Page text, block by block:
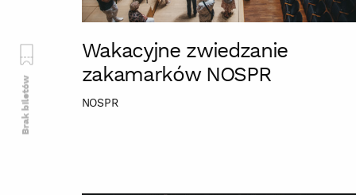
Wakacyjne zwiedzanie
zakamarków NOSPR
NOSPR
Brak biletów